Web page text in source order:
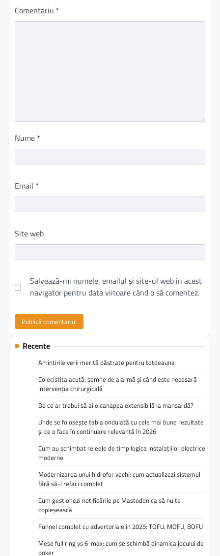
Comentariu *
Nume *
Email *
Site web
Salvează-mi numele, emailul și site-ul web în acest
navigator pentru data viitoare când o să comentez.
Recente
Amintirile verii merită păstrate pentru totdeauna
Colecistita acută: semne de alarmă și când este necesară
intervenția chirurgicală
De ce ar trebui să ai o canapea extensibilă la mansardă?
Unde se folosește tabla ondulată cu cele mai bune rezultate
și ce o face în continuare relevantă în 2026
Cum au schimbat releele de timp logica instalațiilor electrice
moderne
Modernizarea unui hidrofor vechi: cum actualizezi sistemul
fără să-l refaci complet
Cum gestionezi notificările pe Mastodon ca să nu te
copleșească
Funnel complet cu advertoriale în 2025: TOFU, MOFU, BOFU
Mese full ring vs 6-max: cum se schimbă dinamica jocului de
poker